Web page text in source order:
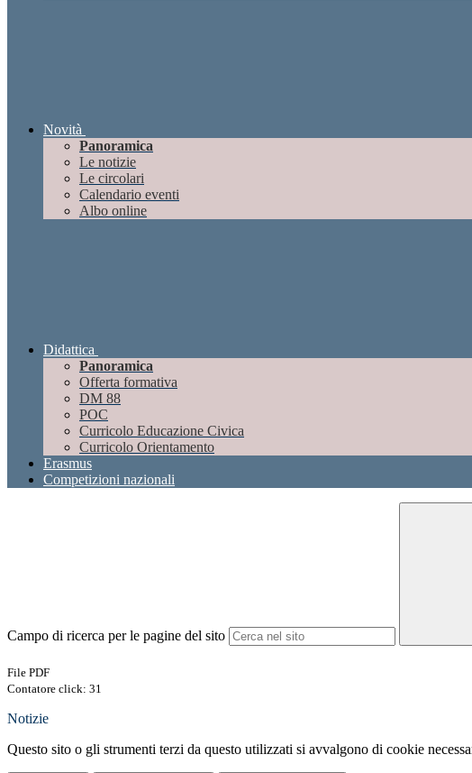
Novità
Panoramica
Le notizie
Le circolari
Calendario eventi
Albo online
Didattica
Panoramica
Offerta formativa
DM 88
POC
Curricolo Educazione Civica
Curricolo Orientamento
Erasmus
Competizioni nazionali
Campo di ricerca per le pagine del sito
File PDF
Contatore click: 31
Notizie
Questo sito o gli strumenti terzi da questo utilizzati si avvalgono di cookie